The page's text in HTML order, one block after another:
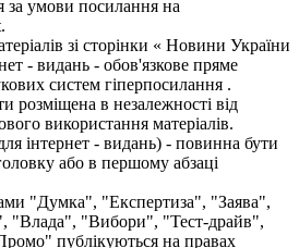
за умови посилання на
зі сторінки « Новини України
- видань - обов'язкове пряме
систем гіперпосилання .
розміщена в незалежності від
використання матеріалів.
інтернет - видань) - повинна бути
або в першому абзаці
"Думка", "Експертиза", "Заява",
"Влада", "Вибори", "Тест-драйв",
публікуються на правах